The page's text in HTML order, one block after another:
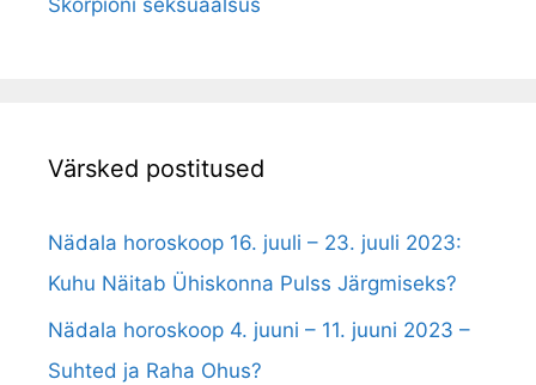
Värsked postitused
Nädala horoskoop 16. juuli – 23. juuli 2023:
Kuhu Näitab Ühiskonna Pulss Järgmiseks?
Nädala horoskoop 4. juuni – 11. juuni 2023 –
Suhted ja Raha Ohus?